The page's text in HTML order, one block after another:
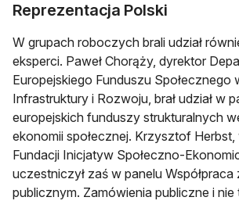
Reprezentacja Polski
W grupach roboczych brali udział
eksperci. Paweł Chorąży, dyrektor
Europejskiego Funduszu Społecznego
Infrastruktury i Rozwoju, brał udział w
europejskich funduszy strukturalnych
ekonomii społecznej. Krzysztof
Fundacji Inicjatyw Społeczno-
uczestniczył zaś w panelu Współpraca
publicznym. Zamówienia publiczne i nie